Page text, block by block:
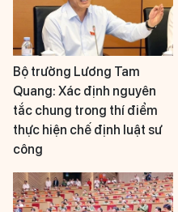
Bộ trưởng Lương Tam
Quang: Xác định nguyên
tắc chung trong thí điểm
thực hiện chế định luật sư
công